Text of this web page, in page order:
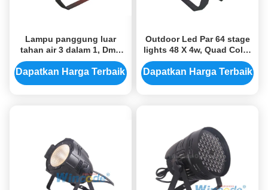
Lampu panggung luar
tahan air 3 dalam 1, Dmx
Led Par Can Strobe Kedua
Untuk Studio
Dapatkan Harga Terbaik
Outdoor Led Par 64 stage
lights 48 X 4w, Quad Color
Disco Party Lights RGBW 4
dalam 1
Dapatkan Harga Terbaik